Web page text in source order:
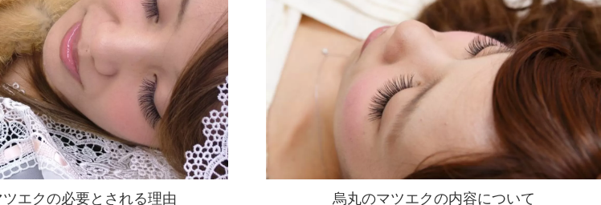
エクの必要とされる理由 烏丸のマツエクの内容について